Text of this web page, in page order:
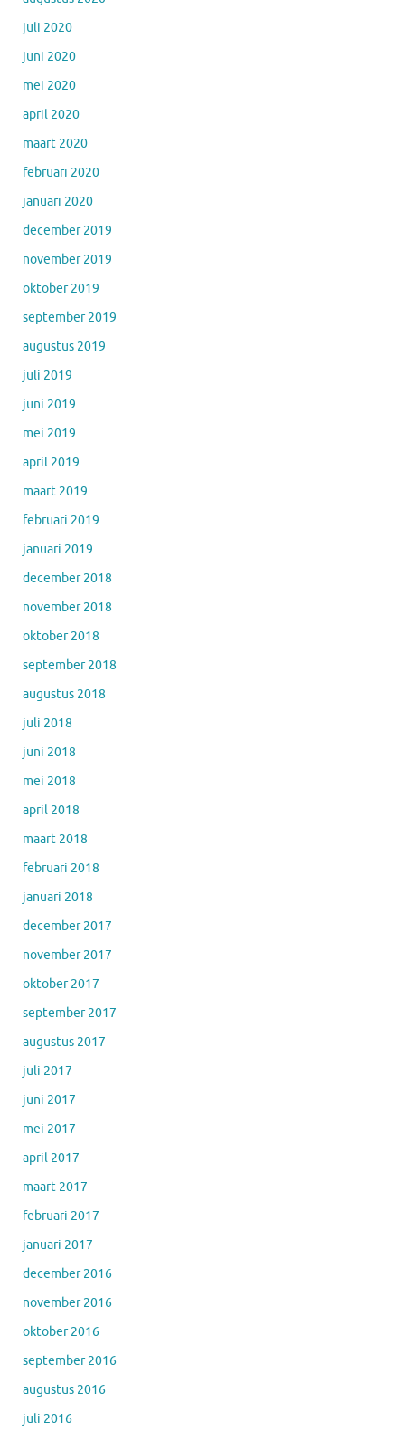
juli 2020
juni 2020
mei 2020
april 2020
maart 2020
februari 2020
januari 2020
december 2019
november 2019
oktober 2019
september 2019
augustus 2019
juli 2019
juni 2019
mei 2019
april 2019
maart 2019
februari 2019
januari 2019
december 2018
november 2018
oktober 2018
september 2018
augustus 2018
juli 2018
juni 2018
mei 2018
april 2018
maart 2018
februari 2018
januari 2018
december 2017
november 2017
oktober 2017
september 2017
augustus 2017
juli 2017
juni 2017
mei 2017
april 2017
maart 2017
februari 2017
januari 2017
december 2016
november 2016
oktober 2016
september 2016
augustus 2016
juli 2016